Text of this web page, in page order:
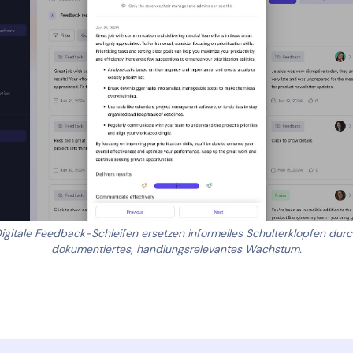
Feedback-Schleifen ersetzen informelles Schulterklopfen
dokumentiertes, handlungsrelevantes Wachstum.